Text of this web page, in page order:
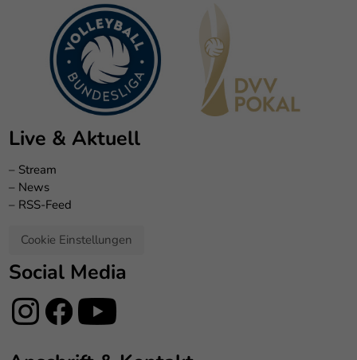
Live & Aktuell
– Stream
– News
– RSS-Feed
Cookie Einstellungen
Social Media